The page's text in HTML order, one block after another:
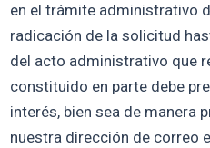
en el trámite administrativo
radicación de la solicitud
del acto administrativo que
constituido en parte debe
interés, bien sea de manera
nuestra dirección de correo